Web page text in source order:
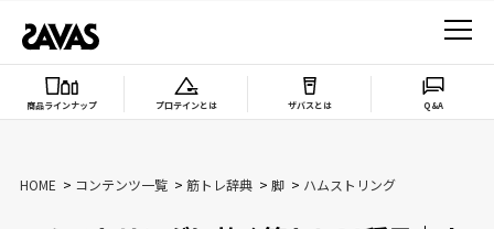
商品ラインナップ プロテインとは ザバスとは Q&A
HOME コンテンツ一覧 筋トレ辞典 脚 ハムストリング